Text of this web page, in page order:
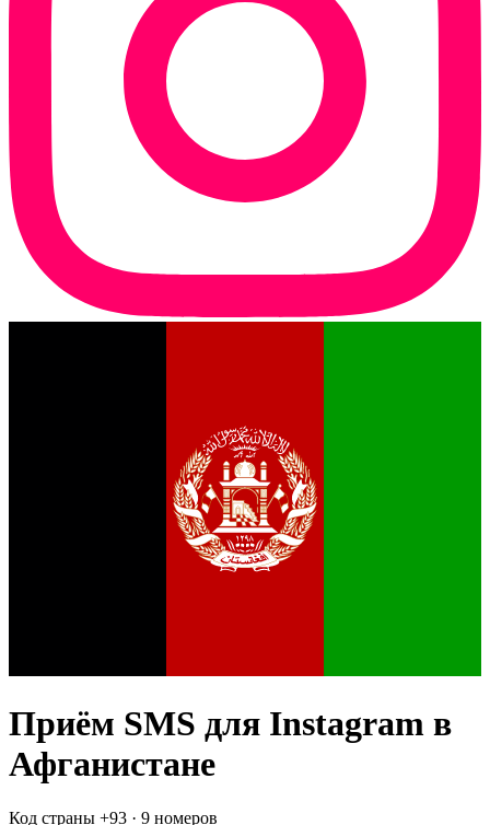
Приём SMS для Instagram в
Афганистане
Код страны +93 · 9 номеров